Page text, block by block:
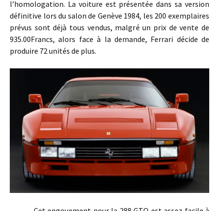
l’homologation. La voiture est présentée dans sa version
définitive lors du salon de Genève 1984, les 200 exemplaires
prévus sont déjà tous vendus, malgré un prix de vente de
935.00Francs, alors face à la demande, Ferrari décide de
produire 72 unités de plus.